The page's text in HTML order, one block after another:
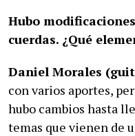
Hubo
cuerdas. ¿Qué
Daniel Morales
con varios aportes,
hubo cambios hasta
temas que vienen de